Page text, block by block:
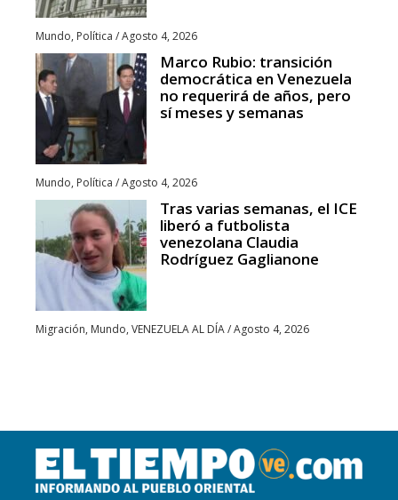
Mundo, Política /Agosto 4, 2026
Marco Rubio: transición
democrática en Venezuela
no requerirá de años, pero
sí meses y semanas
Mundo, Política /Agosto 4, 2026
Tras varias semanas, el ICE
liberó a futbolista
venezolana Claudia
Rodríguez Gaglianone
Migración, Mundo, VENEZUELA AL DÍA/Agosto 4, 2026